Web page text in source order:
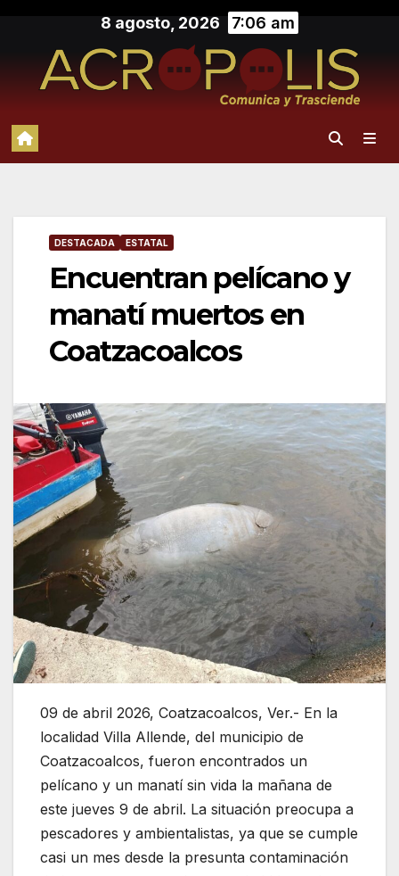
contenido
8 agosto, 2026 7:06 am
DESTACADA ESTATAL
Encuentran pelícano y
manatí muertos en
Coatzacoalcos
09 de abril 2026, Coatzacoalcos, Ver.- En la
localidad Villa Allende, del municipio de
Coatzacoalcos, fueron encontrados un
pelícano y un manatí sin vida la mañana de
este jueves 9 de abril. La situación preocupa a
pescadores y ambientalistas, ya que se cumple
casi un mes desde la presunta contaminación